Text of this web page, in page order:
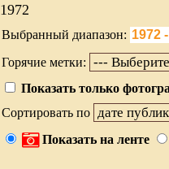
1972
Выбранный диапазон:
Горячие метки:
Показать только
Сортировать по
Показать на ленте